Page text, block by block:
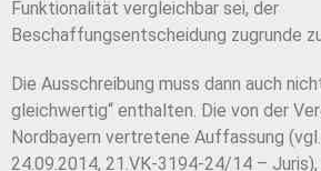
Funktionalität vergleichbar sei, der
Beschaffungsentscheidung zugrunde
Die Ausschreibung muss dann auch
gleichwertig“ enthalten. Die von der
Nordbayern vertretene Auffassung
24.09.2014, 21.VK-3194-24/14 – Juris),